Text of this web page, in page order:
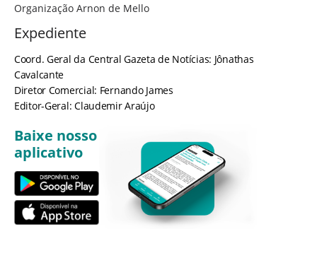
Organização Arnon de Mello
Expediente
Coord. Geral da Central Gazeta de Notícias: Jônathas
Cavalcante
Diretor Comercial: Fernando James
Editor-Geral: Claudemir Araújo
Baixe nosso
aplicativo